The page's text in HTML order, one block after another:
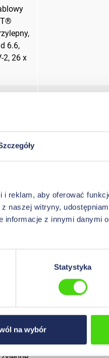
reklam, aby oferować
witryny,
z innymi danymi
Statystyka
na wybór
6.6,
2, 26 x
x 26
x 26
Płaska taśma